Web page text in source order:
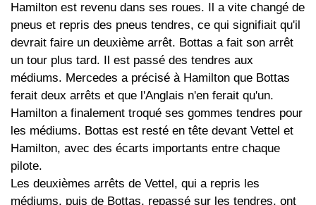
Hamilton est revenu dans ses roues. Il a vite changé de
pneus et repris des pneus tendres, ce qui signifiait qu'il
devrait faire un deuxième arrêt. Bottas a fait son arrêt
un tour plus tard. Il est passé des tendres aux
médiums. Mercedes a précisé à Hamilton que Bottas
ferait deux arrêts et que l'Anglais n'en ferait qu'un.
Hamilton a finalement troqué ses gommes tendres pour
les médiums. Bottas est resté en tête devant Vettel et
Hamilton, avec des écarts importants entre chaque
pilote.
Les deuxièmes arrêts de Vettel, qui a repris les
médiums, puis de Bottas, repassé sur les tendres, ont